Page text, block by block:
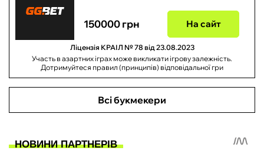
150000 грн На сайт
Ліцензія КРАІЛ № 78 від 23.08.2023
Участь в азартних іграх може викликати ігрову залежність.
Дотримуйтеся правил (принципів) відповідальної гри
Всі букмекери